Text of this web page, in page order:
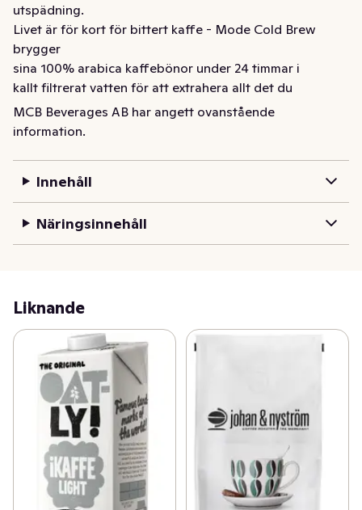
utspädning.
Livet är för kort för bittert kaffe - Mode Cold Brew
brygger
sina 100% arabica kaffebönor under 24 timmar i
kallt filtrerat vatten för att extrahera allt det du
älskar med kaffe, men utan nackdelarna. Varje
förpackning koncentrat ger dig faktiskt 1 liter,
Blanda enkelt 1:1 med vatten och toppa med
havremjölk eller vad du föredrar. Mode donerar
årligen 10 % av sin vinst till Tim Bergling
Foundation för att att öka medvetenheten kring
psykisk hälsa bland ungdomar. Att göra kaffe
Fyll ett glas med is
1 del Mode kaffekoncentrat
1 del vatten
Toppa med havremjölk
Livet är för kort för bittert kaffe - Vi brygger våra 100%
arabica kaffebönor under 24 timmar i kallt filtrerat
vatten för att extrahera allt det du älskar med kaffe,
men utan nackdelarna. Varje förpackning koncentrat ger
dig faktiskt 1 liter, eller upp till 8 serveringar cold brew
MCB Beverages AB har angett ovanstående
information.
Innehåll
Näringsinnehåll
Liknande